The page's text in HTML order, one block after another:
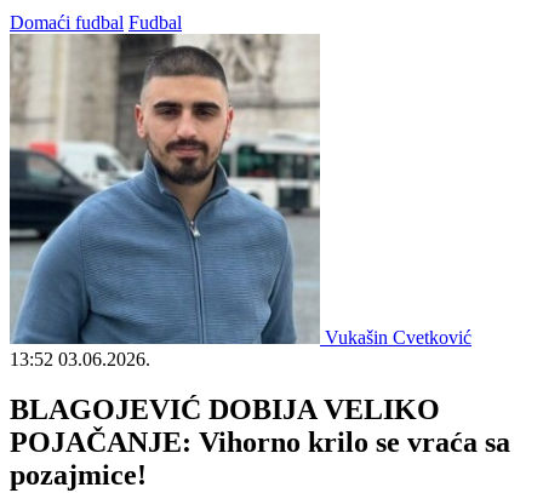
Domaći fudbal Fudbal
Vukašin Cvetković
13:52 03.06.2026.
BLAGOJEVIĆ DOBIJA VELIKO
POJAČANJE: Vihorno krilo se vraća sa
pozajmice!